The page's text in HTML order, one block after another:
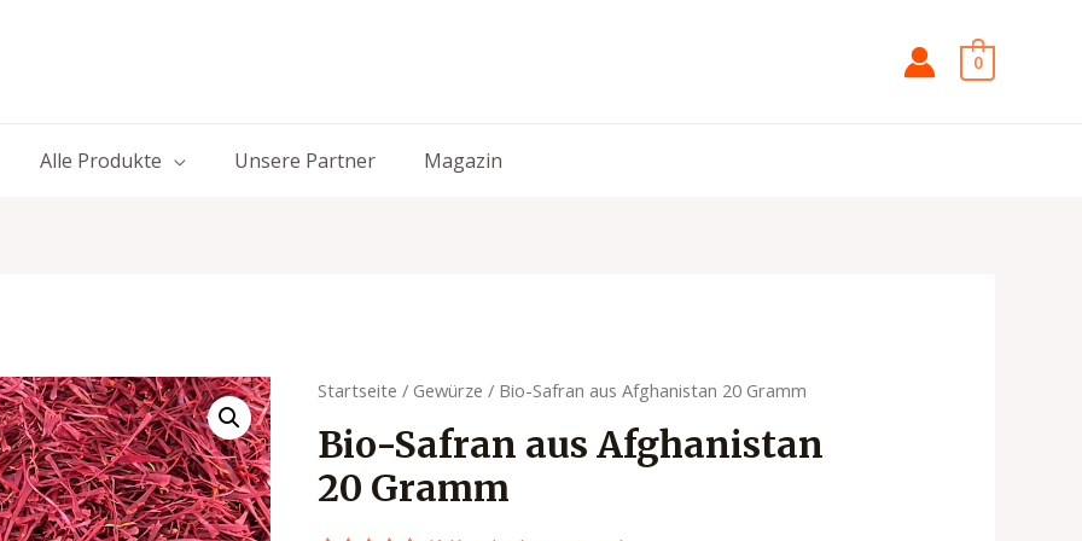
0
Alle Produkte Unsere Partner Magazin
Startseite / Gewürze / Bio-Safran aus Afghanistan 20 Gramm
Bio-Safran aus Afghanistan
20 Gramm